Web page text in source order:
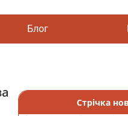
Блог
Стрічка